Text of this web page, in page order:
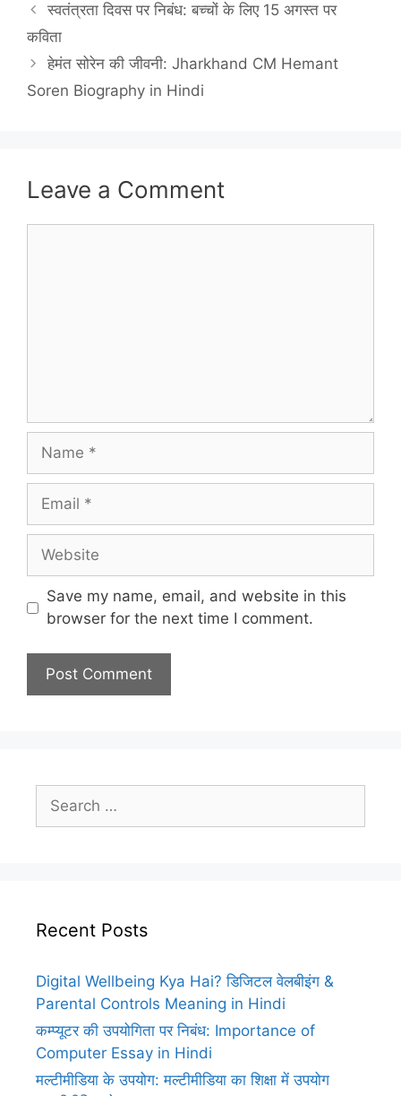
स्वतंत्रता दिवस पर निबंध: बच्चों के लिए 15 अगस्त पर
कविता
हेमंत सोरेन की जीवनी: Jharkhand CM Hemant
Soren Biography in Hindi
Leave a Comment
Name
Email
Website
Save my name, email, and website in this
browser for the next time I comment.
for:
Recent Posts
Digital Wellbeing Kya Hai? डिजिटल वेलबीइंग &
Parental Controls Meaning in Hindi
कम्प्यूटर की उपयोगिता पर निबंध: Importance of
Computer Essay in Hindi
मल्टीमीडिया के उपयोग: मल्टीमीडिया का शिक्षा में उपयोग